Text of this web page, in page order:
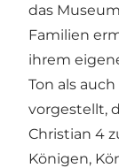
das
Familien
ihrem
Ton als
vorgestellt,
Christian 4
Königen,